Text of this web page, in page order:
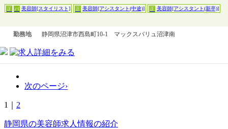
正 パ 美容師[スタイリスト] 正 美容師[アシスタント(中途)] 正 美容師[アシスタント(新卒)]
勤務地 静岡県沼津市西島町10-1 マックスバリュ沼津南
次のページ›
1｜ 2
静岡県の美容師求人情報の紹介